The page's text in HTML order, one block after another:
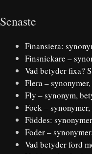
Senaste
Finansiera:
Finsnickare –
Vad betyder fixa?
Flera –
Fly – synonym,
Fock –
Föddes:
Foder –
Vad betyder ford